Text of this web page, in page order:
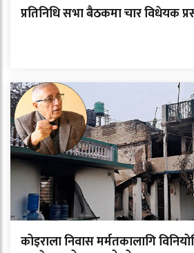
प्रतिनिधि सभा बैठकमा चार विधेयक
कोइराला निवास मर्मतकालागि